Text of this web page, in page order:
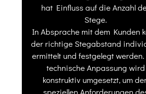
hat Einfluss auf die Anzahl
Stege.
In Absprache mit dem Kunden
der richtige Stegabstand
ermittelt und festgelegt
technische Anpassung wird
konstruktiv umgesetzt, um